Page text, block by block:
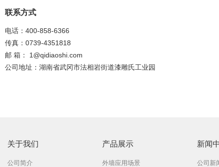
联系方式
电话：400-858-6366
传真：0739-4351818
邮 箱： 1@qidiaoshi.com
公司地址：湖南省武冈市法相岩街道漆雕氏工业园
关于我们
公司简介
产品展示
外墙应用场景
新闻
公司新